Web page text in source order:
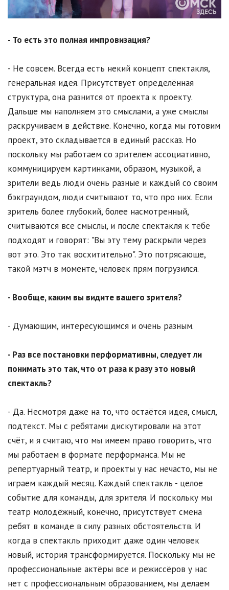
- То есть это полная импровизация?
- Не совсем. Всегда есть некий концепт спектакля,
генеральная идея. Присутствует определённая
структура, она разнится от проекта к проекту.
Дальше мы наполняем это смыслами, а уже смыслы
раскручиваем в действие. Конечно, когда мы готовим
проект, это складывается в единый рассказ. Но
поскольку мы работаем со зрителем ассоциативно,
коммуницируем картинками, образом, музыкой, а
зрители ведь люди очень разные и каждый со своим
бэкграундом, люди считывают то, что про них. Если
зритель более глубокий, более насмотренный,
считываются все смыслы, и после спектакля к тебе
подходят и говорят: "Вы эту тему раскрыли через
вот это. Это так восхитительно". Это потрясающе,
такой мэтч в моменте, человек прям погрузился.
- Вообще, каким вы видите вашего зрителя?
- Думающим, интересующимся и очень разным.
- Раз все постановки перформативны, следует ли
понимать это так, что от раза к разу это новый
спектакль?
- Да. Несмотря даже на то, что остаётся идея, смысл,
подтекст. Мы с ребятами дискутировали на этот
счёт, и я считаю, что мы имеем право говорить, что
мы работаем в формате перформанса. Мы не
репертуарный театр, и проекты у нас нечасто, мы не
играем каждый месяц. Каждый спектакль - целое
событие для команды, для зрителя. И поскольку мы
театр молодёжный, конечно, присутствует смена
ребят в команде в силу разных обстоятельств. И
когда в спектакль приходит даже один человек
новый, история трансформируется. Поскольку мы не
профессиональные актёры все и режиссёров у нас
нет с профессиональным образованием, мы делаем